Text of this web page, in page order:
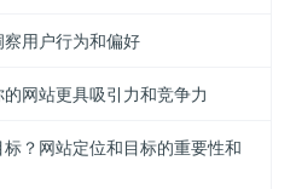
用户行为和偏好
网站更具吸引力和竞争力
？网站定位和目标的重要性和